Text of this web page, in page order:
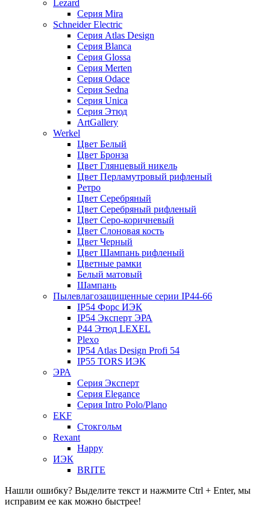
Lezard
Серия Mira
Schneider Electric
Серия Atlas Design
Серия Blanca
Серия Glossa
Серия Merten
Серия Odace
Серия Sedna
Серия Unica
Серия Этюд
ArtGallery
Werkel
Цвет Белый
Цвет Бронза
Цвет Глянцевый никель
Цвет Перламутровый рифленый
Ретро
Цвет Серебряный
Цвет Серебряный рифленый
Цвет Серо-коричневый
Цвет Слоновая кость
Цвет Черный
Цвет Шампань рифленый
Цветные рамки
Белый матовый
Шампань
Пылевлагозащищенные серии IP44-66
IP54 Форс ИЭК
IP54 Эксперт ЭРА
P44 Этюд LEXEL
Plexo
IP54 Atlas Design Profi 54
IP55 TORS ИЭК
ЭРА
Серия Эксперт
Серия Elegance
Серия Intro Polo/Plano
EKF
Стокгольм
Rexant
Happy
ИЭК
BRITE
Нашли ошибку? Выделите текст и нажмите Ctrl + Enter, мы
исправим ее как можно быстрее!